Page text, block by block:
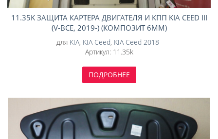
11.35K ЗАЩИТА КАРТЕРА ДВИГАТЕЛЯ И КПП KIA CEED III
(V-ВСЕ, 2019-) (КОМПОЗИТ 6ММ)
для KIA, KIA Ceed, KIA Ceed 2018-
Артикул: 11.35k
ПОДРОБНЕЕ